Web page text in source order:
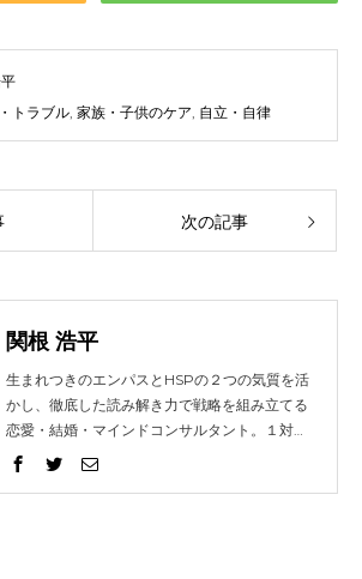
トラブル, 家族・子供のケア, 自立・自律
次の記事
関根 浩平
生まれつきのエンパスとHSPの２つの気質を活
かし、徹底した読み解き力で戦略を組み立てる
恋愛・結婚・マインドコンサルタント。１対１
でガッツリ語り合うセッションとコンテンツ発